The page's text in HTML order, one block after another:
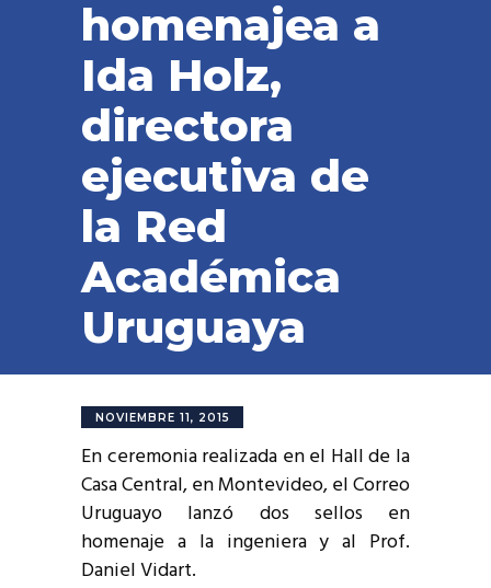
homenajea a
Ida Holz,
directora
ejecutiva de
la Red
Académica
Uruguaya
NOVIEMBRE 11, 2015
En ceremonia realizada en el Hall de la
Casa Central, en Montevideo, el Correo
Uruguayo lanzó dos sellos en
homenaje a la ingeniera y al Prof.
Daniel Vidart.